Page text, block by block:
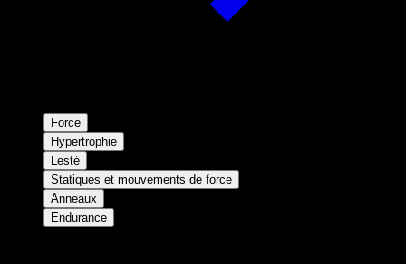
Force
Hypertrophie
Lesté
Statiques et mouvements de force
Anneaux
Endurance